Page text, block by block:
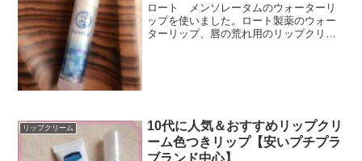
ロート メンソレータムのウォーターリ
ップを使いました。ロート製薬のウォー
ターリップ、唇の荒れ用のリップクリー
リップクリーム
10代に人気＆おすすめリップクリ
ーム色つきリップ【安いプチプラ
ブランド中心】